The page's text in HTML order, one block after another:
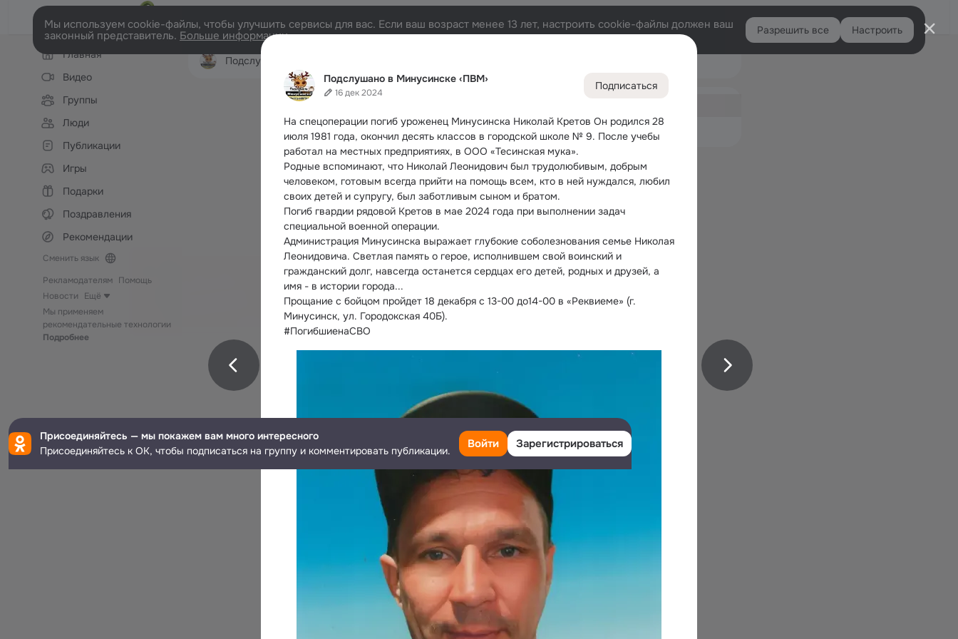
Подслушано в Минусинске ‹ПВМ›
16 дек 2024
Подписаться
На спецоперации погиб уроженец Минусинска Николай Кретов Он родился 28
июля 1981 года, окончил десять классов в городской школе № 9. После учебы
работал на местных предприятиях, в ООО «Тесинская мука».
Родные вспоминают, что Николай Леонидович был трудолюбивым, добрым
человеком, готовым всегда прийти на помощь всем, кто в ней нуждался, любил
своих детей и супругу, был заботливым сыном и братом.
Погиб гвардии рядовой Кретов в мае 2024 года при выполнении задач
специальной военной операции.
Администрация Минусинска выражает глубокие соболезнования семье Николая
Леонидовича. Светлая память о герое, исполнившем свой воинский и
гражданский долг, навсегда останется сердцах его детей, родных и друзей, а
имя - в истории города...
Прощание с бойцом пройдет 18 декабря с 13-00 до14-00 в «Реквиеме» (г.
Минусинск, ул. Городокская 40Б).
#ПогибшиенаСВО
Войти
Мы используем cookie-файлы, чтобы улучшить сервисы для вас. Если ваш возраст менее 13 лет, настроить cookie-файлы должен ваш
законный представитель. Больше информации Разрешить все Настроить
Левая
колонкаГлавная
Видео
Группы
Люди
Публикации
Игры
Подарки
Поздравления
Рекомендации
Сменить язык
Рекламодателям Помощь
Новости
Ещё
Мы применяем
рекомендательные технологии
Подробнее
Подслушано в Минусинске ‹ПВМ›
Дополнительная
Обсуждаемые
Присоединяйтесь — мы покажем вам много интересного
Присоединяйтесь к ОК, чтобы подписаться на группу и комментировать публикации.
Войти Зарегистрироваться